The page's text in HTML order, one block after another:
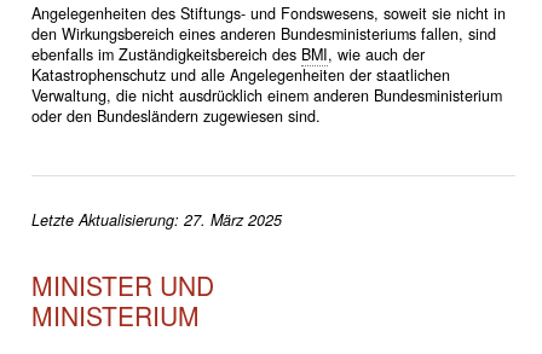
Angelegenheiten des Stiftungs- und Fondswesens, soweit sie nicht in
den Wirkungsbereich eines anderen Bundesministeriums fallen, sind
ebenfalls im Zuständigkeitsbereich des BMI, wie auch der
Katastrophenschutz und alle Angelegenheiten der staatlichen
Verwaltung, die nicht ausdrücklich einem anderen Bundesministerium
oder den Bundesländern zugewiesen sind.
Letzte Aktualisierung: 27. März 2025
MINISTER UND
MINISTERIUM